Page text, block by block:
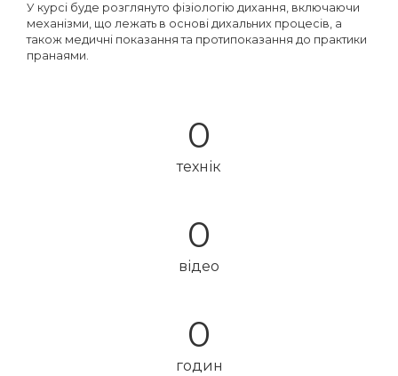
У курсі буде розглянуто фізіологію дихання, включаючи
механізми, що лежать в основі дихальних процесів, а
також медичні показання та протипоказання до практики
пранаями.
0
технік
0
відео
0
годин